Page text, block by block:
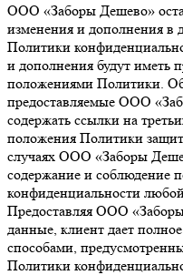
ООО «Заборы Дешево»
изменения и дополнения в
Политики
и дополнения будут иметь
положениями Политики.
предоставляемые ООО
содержать ссылки на
положения Политики
случаях ООО «Заборы
содержание и соблюдение
конфиденциальности
Предоставляя ООО
данные, клиент дает
способами,
Политики